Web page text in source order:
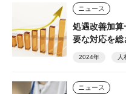
ニュース
処遇改善加
要な対応を
2024年 人
ニュース